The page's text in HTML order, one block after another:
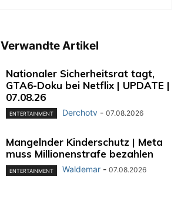
Verwandte Artikel
Nationaler Sicherheitsrat tagt,
GTA6-Doku bei Netflix | UPDATE |
07.08.26
ENTERTAINMENT Derchotv - 07.08.2026
Mangelnder Kinderschutz | Meta
muss Millionenstrafe bezahlen
ENTERTAINMENT Waldemar - 07.08.2026